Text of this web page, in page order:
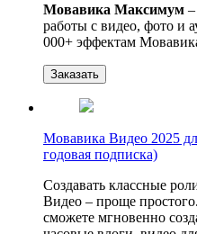
Мовавика Максимум
работы с видео, фото и
000+ эффектам
Заказать
Мовавика Видео 2025
годовая подписка)
Создавать классные
Видео – проще
сможете мгновенно